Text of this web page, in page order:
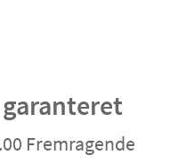
Fremragende